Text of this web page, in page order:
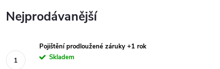
Nejprodávanější
Pojištění prodloužené záruky +1 rok
Skladem